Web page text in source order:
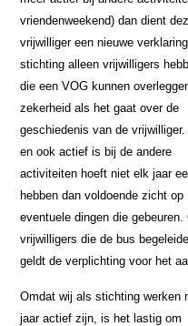
vriendenweekend) dan dient
vrijwilliger een nieuwe
stichting alleen vrijwilligers
die een VOG kunnen
zekerheid als het gaat over de
geschiedenis van de
en ook actief is bij de andere
activiteiten hoeft niet elk jaar
hebben dan voldoende zicht op
eventuele dingen die
vrijwilligers die de bus
geldt de verplichting voor het
Omdat wij als stichting werken
jaar actief zijn, is het lastig om